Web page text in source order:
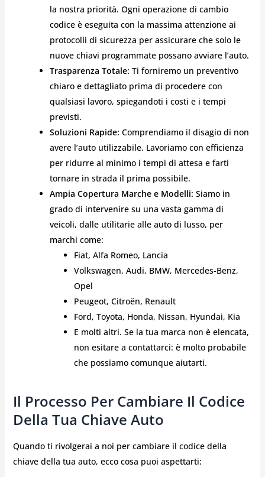
la nostra priorità. Ogni operazione di cambio
codice è eseguita con la massima attenzione ai
protocolli di sicurezza per assicurare che solo le
nuove chiavi programmate possano avviare l’auto.
Trasparenza Totale: Ti forniremo un preventivo
chiaro e dettagliato prima di procedere con
qualsiasi lavoro, spiegandoti i costi e i tempi
previsti.
Soluzioni Rapide: Comprendiamo il disagio di non
avere l’auto utilizzabile. Lavoriamo con efficienza
per ridurre al minimo i tempi di attesa e farti
tornare in strada il prima possibile.
Ampia Copertura Marche e Modelli: Siamo in
grado di intervenire su una vasta gamma di
veicoli, dalle utilitarie alle auto di lusso, per
marchi come:
Fiat, Alfa Romeo, Lancia
Volkswagen, Audi, BMW, Mercedes-Benz,
Opel
Peugeot, Citroën, Renault
Ford, Toyota, Honda, Nissan, Hyundai, Kia
E molti altri. Se la tua marca non è elencata,
non esitare a contattarci: è molto probabile
che possiamo comunque aiutarti.
Il Processo Per Cambiare Il Codice
Della Tua Chiave Auto
Quando ti rivolgerai a noi per cambiare il codice della
chiave della tua auto, ecco cosa puoi aspettarti: